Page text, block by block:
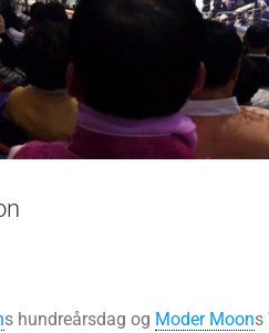
s hundreårsdag og Moder Moons